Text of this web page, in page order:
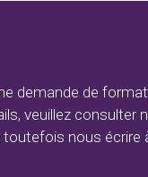
demande de
veuillez consulter
toutefois nous écrire